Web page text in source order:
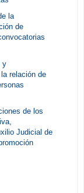
la
de
y
relación de
de los
Judicial de